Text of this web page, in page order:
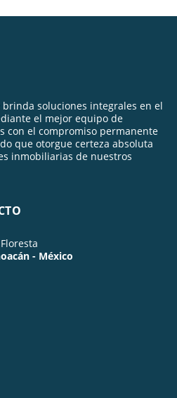
soluciones integrales en el
el mejor equipo de
con el compromiso permanente
que otorgue certeza absoluta
inmobiliarias de nuestros
- México